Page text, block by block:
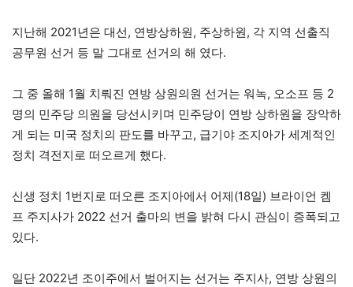
지난해 2021년은 대선, 연방상하원, 주상하원, 각 지역 선출직
공무원 선거 등 말 그대로 선거의 해 였다.
그 중 올해 1월 치뤄진 연방 상원의원 선거는 워녹, 오소프 등 2
명의 민주당 의원을 당선시키며 민주당이 연방 상하원을 장악하
게 되는 미국 정치의 판도를 바꾸고, 급기야 조지아가 세계적인
정치 격전지로 떠오르게 했다.
신생 정치 1번지로 떠오른 조지아에서 어제(18일) 브라이언 켐
프 주지사가 2022 선거 출마의 변을 밝혀 다시 관심이 증폭되고
있다.
일단 2022년 조이주에서 벌어지는 선거는 주지사, 연방 상원의